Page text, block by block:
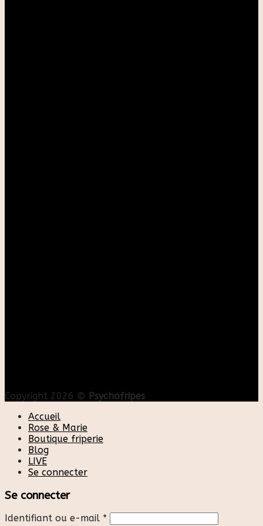
Copyright 2026 © Psychofripes
Accueil
Rose & Marie
Boutique friperie
Blog
LIVE
Se connecter
Se connecter
Identifiant ou e-mail *